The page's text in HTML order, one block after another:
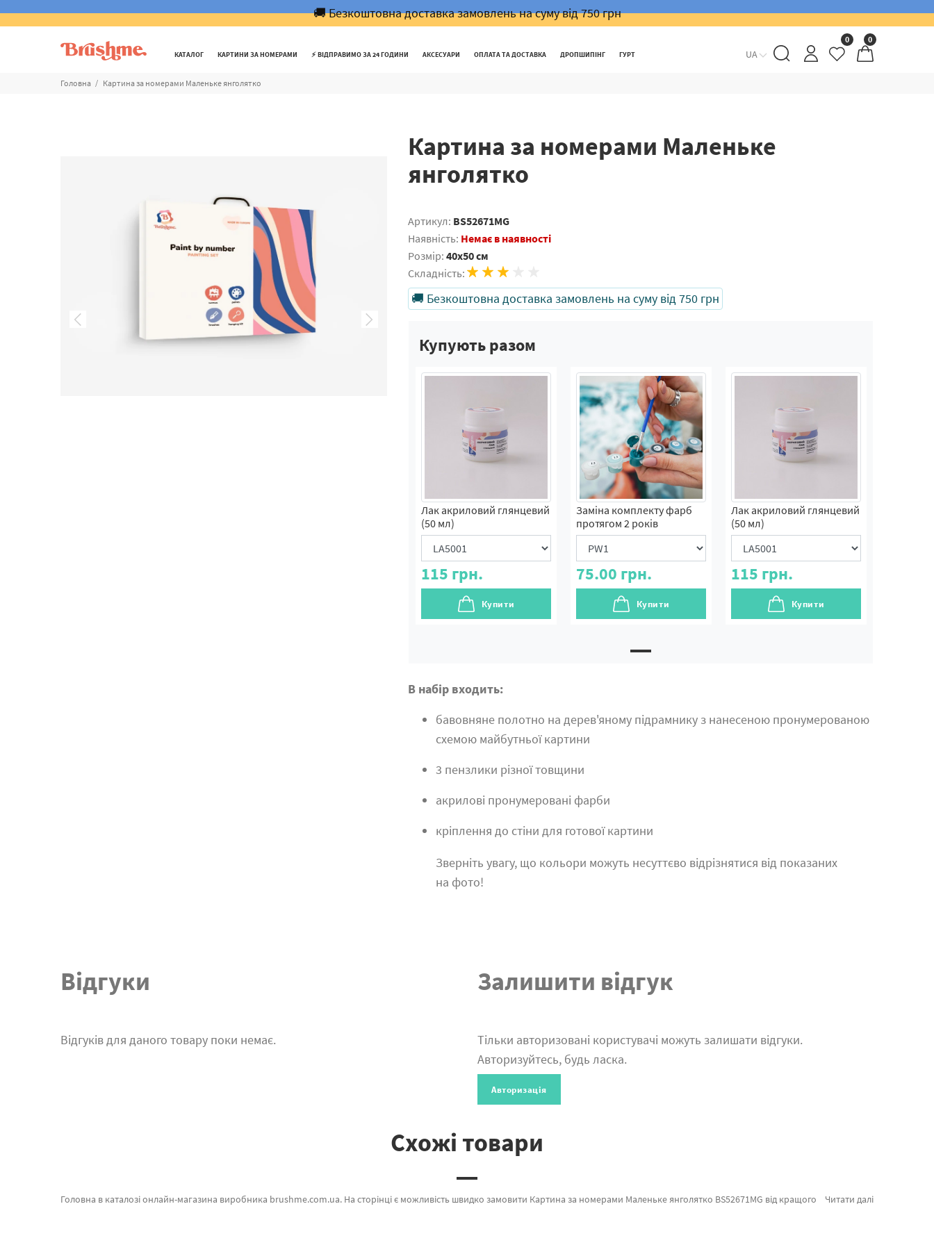
🚚 Безкоштовна доставка замовлень на суму від 750 грн
КАТАЛОГ КАРТИНИ ЗА НОМЕРАМИ ⚡️ ВІДПРАВИМО ЗА 24 ГОДИНИ АКСЕСУАРИ ОПЛАТА ТА ДОСТАВКА ДРОПШИПІНГ ГУРТ UA
0 0
Головна Картина за номерами Маленьке янголятко
Картина за номерами Маленьке
янголятко
Артикул: BS52671MG
Наявність: Немає в наявності
Розмір: 40x50 см
Складність:
🚚 Безкоштовна доставка замовлень на суму від 750 грн
Купують разом
Лак акриловий глянцевий
(50 мл)
115 грн.
Купити
Заміна комплекту фарб
протягом 2 років
75.00 грн.
Купити
Лак акриловий глянцевий
(50 мл)
115 грн.
Купити
В набір входить:
бавовняне полотно на дерев'яному підрамнику з нанесеною пронумерованою
схемою майбутньої картини
3 пензлики різної товщини
акрилові пронумеровані фарби
кріплення до стіни для готової картини
Зверніть увагу, що кольори можуть несуттєво відрізнятися від показаних
на фото!
Відгуки
Відгуків для даного товару поки немає.
Залишити відгук
Тільки авторизовані користувачі можуть залишати відгуки.
Авторизуйтесь, будь ласка.
Авторизація
Схожі товари
Читати далі
Головна в каталозі онлайн-магазина виробника brushme.com.ua. На сторінці є можливість швидко замовити Картина за номерами Маленьке янголятко BS52671MG від кращого виробника Brushme який дивує якістю. Будь-який товар з категорії «» сертифікований та підтверджений досвідом клієнтів. Різнокольорові папуги, Традиційна Японія и Друзі-шедеври а также хороший вибір найменувань за кращою ціною. Купуючи Лавандове поле або картина за номерами лавандові, миттєво відправимо в Запоріжжя або інші міста України . Ведмідь або картини за номерами міські, замовляйте прямо зараз!